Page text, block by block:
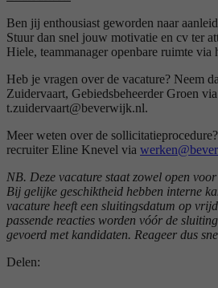
Ben jij enthousiast geworden naar
Stuur dan snel jouw motivatie en cv ter
Hiele, teammanager openbare ruimte
Heb je vragen over de vacature? Neem
Zuidervaart, Gebiedsbeheerder Groen
t.zuidervaart@beverwijk.nl.
Meer weten over de
recruiter Eline Knevel via
NB. Deze vacature staat zowel open
Bij gelijke geschiktheid hebben interne
vacature heeft een sluitingsdatum op
passende reacties worden vóór de
gevoerd met kandidaten. Reageer dus
Delen: